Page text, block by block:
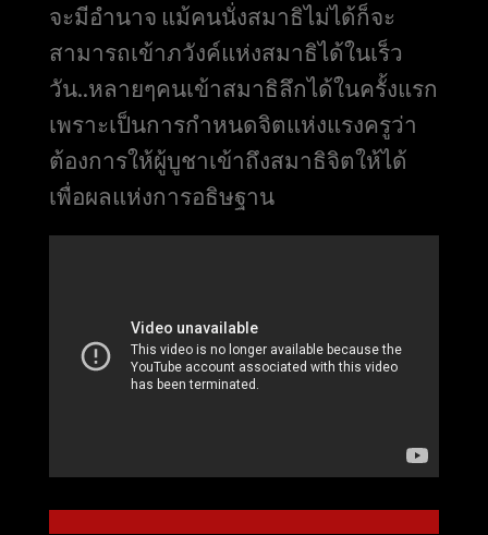
จะมีอำนาจ แม้คนนั่งสมาธิไม่ได้ก็จะ
สามารถเข้าภวังค์แห่งสมาธิได้ในเร็ว
วัน..หลายๆคนเข้าสมาธิลึกได้ในครั้งแรก
เพราะเป็นการกำหนดจิตแห่งแรงครูว่า
ต้องการให้ผู้บูชาเข้าถึงสมาธิจิตให้ได้
เพื่อผลแห่งการอธิษฐาน